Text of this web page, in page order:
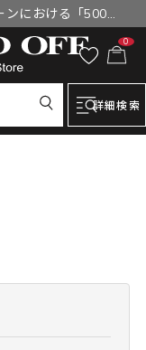
ンにおける「500円
について
0
詳細検索